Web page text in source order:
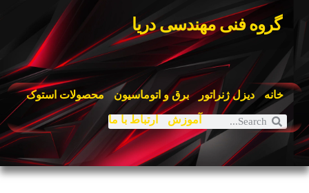
گروه فنی مهندسی دریا
خانه دیزل ژنراتور برق و اتوماسیون محصولات استوک
آموزش ارتباط با ما